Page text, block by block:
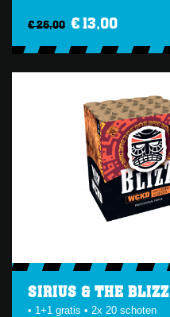
€ 26,00 € 13,00
SIRIUS & THE BLIZZ
• 1+1 gratis • 2x 20 schoten